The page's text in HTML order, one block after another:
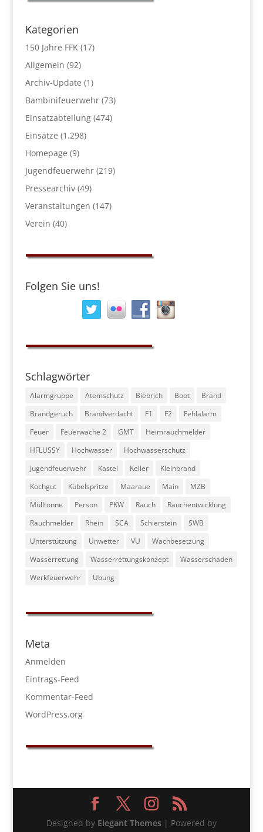
Kategorien
150 Jahre FFK(17)
Allgemein (92)
Archiv-Update (1)
Bambinifeuerwehr(73)
Einsatzabteilung(474)
Einsätze (1.298)
Homepage (9)
Jugendfeuerwehr(219)
Pressearchiv(49)
Veranstaltungen (147)
Verein (40)
Folgen Sie uns!
Schlagwörter
Alarmgruppe Atemschutz Biebrich Boot
Brand
Brandgeruch
Brandverdacht F1 F2
Fehlalarm
Feuer
Feuerwache 2 GMT
Heimrauchmelder
HFLUSSY
Hochwasser
Hochwasserschutz
Jugendfeuerwehr
Kastel Keller
Kleinbrand
Kochgut
Kübelspritze Maaraue Main
MZB
Mülltonne
Person PKW Rauch
Rauchentwicklung
Rauchmelder
Rhein SCA Schierstein
SWB
Unterstützung
Unwetter VU
Wachbesetzung
Wasserrettung
Wasserrettungskonzept
Wasserschaden
Werkfeuerwehr
Übung
Meta
Anmelden
Eintrags-Feed
Kommentar-Feed
WordPress.org
Designed by Elegant Themes| Powered by